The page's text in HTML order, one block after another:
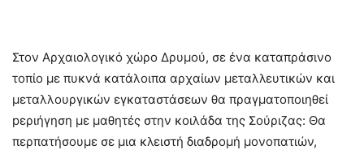
Στον Αρχαιολογικό χώρο Δρυμού, σε ένα καταπράσινο
τοπίο με πυκνά κατάλοιπα αρχαίων μεταλλευτικών και
μεταλλουργικών εγκαταστάσεων θα πραγματοποιηθεί
pεριήγηση με μαθητές στην κοιλάδα της Σούριζας: Θα
περπατήσουμε σε μια κλειστή διαδρομή μονοπατιών,